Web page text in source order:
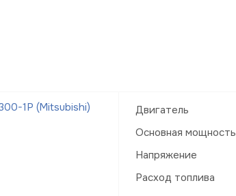
1Р (Mitsubishi)
Двигатель
Основная мощность
Напряжение
Расход топлива